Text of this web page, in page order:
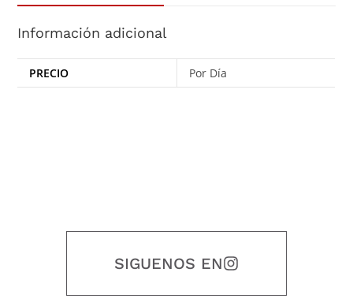
Información adicional
PRECIO Por Día
SIGUENOS EN